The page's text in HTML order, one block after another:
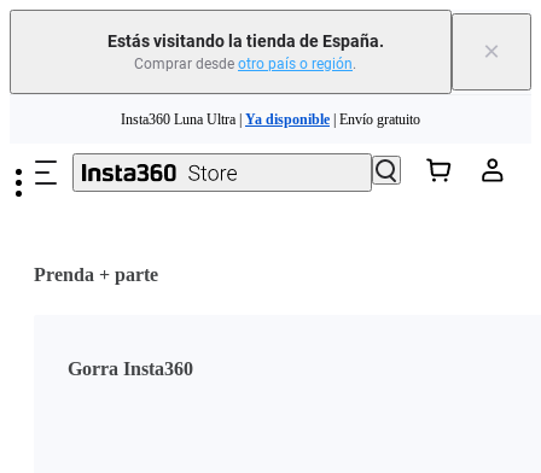
Estás visitando la tienda de España.
Comprar desde otro país o región. ×
Insta360 Luna Ultra | Ya disponible | Envío gratuito
Cambia tu antiguo dispositivo por dinero para tu nueva compra.｜Más
información
Prenda + parte
Gorra Insta360